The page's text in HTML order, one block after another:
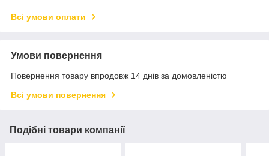
Всі умови оплати
Умови повернення
Повернення товару впродовж 14 днів за домовленістю
Всі умови повернення
Подібні товари компанії